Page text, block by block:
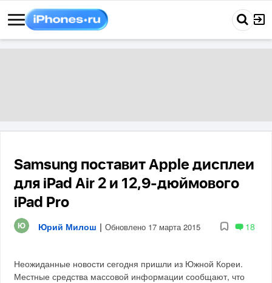
Samsung поставит Apple дисплеи
для iPad Air 2 и 12,9-дюймового
iPad Pro
Юрий Милош | Обновлено 17 марта 2015 18
Неожиданные новости сегодня пришли из Южной Кореи.
Местные средства массовой информации сообщают, что